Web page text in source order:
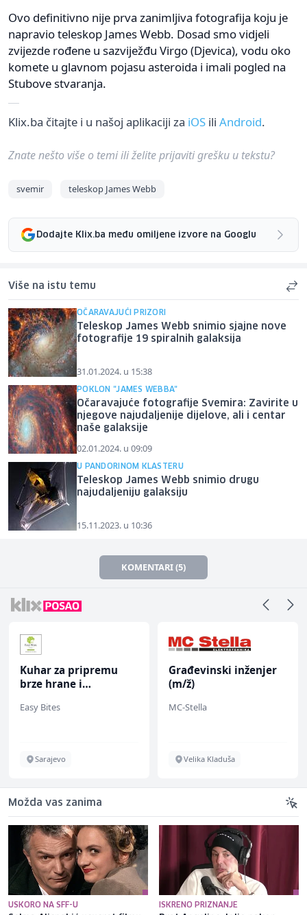
Ovo definitivno nije prva zanimljiva fotografija koju je
napravio teleskop James Webb. Dosad smo vidjeli
zvijezde rođene u sazviježđu Virgo (Djevica), vodu oko
komete u glavnom pojasu asteroida i imali pogled na
Stubove stvaranja.
Klix.ba čitajte i u našoj aplikaciji za iOS ili Android.
Znate nešto više o temi ili želite prijaviti grešku u tekstu?
svemir teleskop James Webb
Dodajte Klix.ba među omiljene izvore na Googlu
Više na istu temu
OČARAVAJUĆI PRIZORI
Teleskop James Webb snimio sjajne nove
fotografije 19 spiralnih galaksija
31.01.2024. u 15:38
POKLON "JAMES WEBBA"
Očaravajuće fotografije Svemira: Zavirite u
njegove najudaljenije dijelove, ali i centar
naše galaksije
02.01.2024. u 09:09
U PANDORINOM KLASTERU
Teleskop James Webb snimio drugu
najudaljeniju galaksiju
15.11.2023. u 10:36
KOMENTARI (5)
Kuhar za pripremu
brze hrane i
ž)
Easy Bites
Sarajevo
Građevinski inženjer
(m/ž)
MC-Stella
Velika Kladuša
Možda vas zanima
USKORO NA SFF-U ISKRENO PRIZNANJE